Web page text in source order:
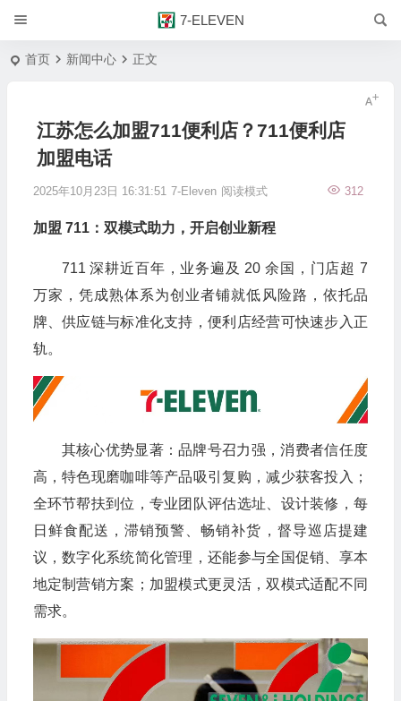
7-ELEVEN
首页 新闻中心 正文
江苏怎么加盟711便利店？711便利店
加盟电话
2025年10月23日 16:31:51 7-Eleven 312
阅读模式
加盟 711：双模式助力，开启创业新程
711 深耕近百年，业务遍及 20 余国，门店超 7
万家，凭成熟体系为创业者铺就低风险路，依托品
牌、供应链与标准化支持，便利店经营可快速步入正
轨。
其核心优势显著：品牌号召力强，消费者信任度
高，特色现磨咖啡等产品吸引复购，减少获客投入；
全环节帮扶到位，专业团队评估选址、设计装修，每
日鲜食配送，滞销预警、畅销补货，督导巡店提建
议，数字化系统简化管理，还能参与全国促销、享本
地定制营销方案；加盟模式更灵活，双模式适配不同
需求。